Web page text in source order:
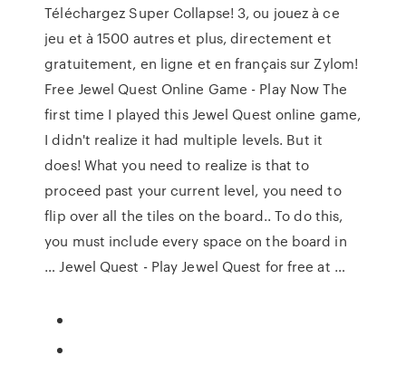
Téléchargez Super Collapse! 3, ou jouez à ce
jeu et à 1500 autres et plus, directement et
gratuitement, en ligne et en français sur Zylom!
Free Jewel Quest Online Game - Play Now The
first time I played this Jewel Quest online game,
I didn't realize it had multiple levels. But it
does! What you need to realize is that to
proceed past your current level, you need to
flip over all the tiles on the board.. To do this,
you must include every space on the board in
… Jewel Quest - Play Jewel Quest for free at …